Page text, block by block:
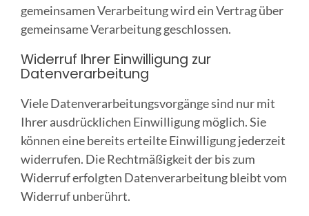
gemeinsamen Verarbeitung wird ein Vertrag über
gemeinsame Verarbeitung geschlossen.
Widerruf Ihrer Einwilligung zur
Datenverarbeitung
Viele Datenverarbeitungsvorgänge sind nur mit
Ihrer ausdrücklichen Einwilligung möglich. Sie
können eine bereits erteilte Einwilligung jederzeit
widerrufen. Die Rechtmäßigkeit der bis zum
Widerruf erfolgten Datenverarbeitung bleibt vom
Widerruf unberührt.